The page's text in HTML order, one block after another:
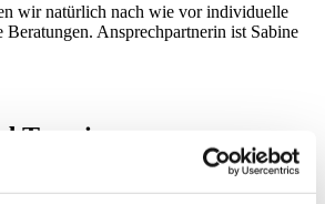
wir natürlich nach wie vor individuelle
Ansprechpartnerin ist Sabine
Termine